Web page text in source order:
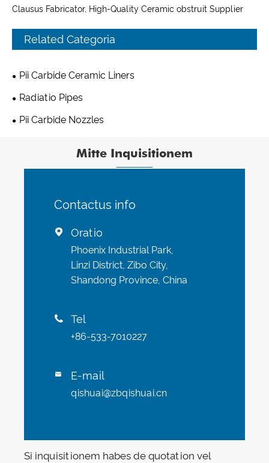
Clausus Fabricator, High-Quality Ceramic obstruit Supplier
Related Categoria
Pii Carbide Ceramic Liners
Radiatio Pipes
Pii Carbide Nozzles
Mitte Inquisitionem
Contactus info
 Oratio
Phoenix Industrial Park,
Linzi District, Zibo City,
Shandong Province, China
 Tel
+86-533-7010227
 E-mail
qishuai@zbqishuai.cn
Si inquisitionem habes de quotation vel